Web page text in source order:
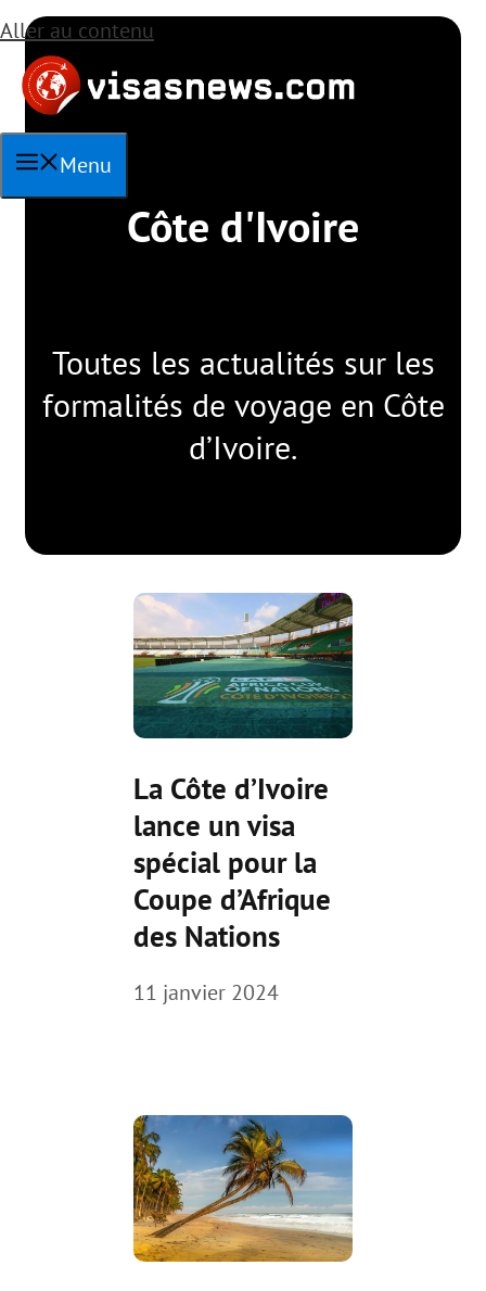
Aller au contenu
Menu
Côte d'Ivoire
Toutes les actualités sur les
formalités de voyage en Côte
d’Ivoire.
La Côte d’Ivoire
lance un visa
spécial pour la
Coupe d’Afrique
des Nations
11 janvier 2024